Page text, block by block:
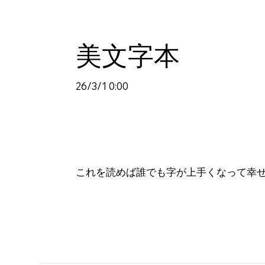
美文字本
26/3/1 0:00
これを読めば誰でも字が上手くなって幸